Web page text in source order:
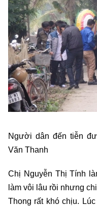
Người dân đến tiễn
Văn Thanh
Chị Nguyễn Thị Tính
làm vôi lâu rồi nhưng
Thong rất khó chịu.